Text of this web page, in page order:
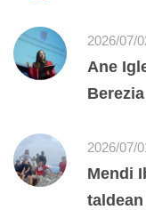
2026/07/
Ane
Berezia
2026/07/
Mendi